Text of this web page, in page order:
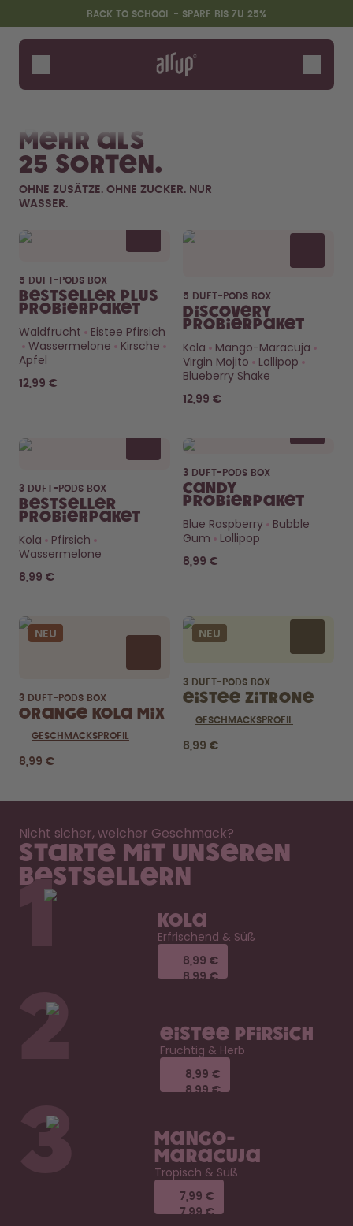
Zum Hauptinhalt springen
Erklärung zur BarrierefreiheitBACK TO SCHOOL - SPARE BIS ZU 25%
Flaschen
Duft-Pods
Starter Sets
Back2School
Gewinnspiel
Back to School - Spare bis zu
Design Edition:
createdbygabe × air up®
Hilfe & FAQ
Store Finder
Flaschen vergleichen
Mehr als
25 Sorten.
OHNE ZUSÄTZE. OHNE ZUCKER. NUR
WASSER.
Flavor details
Nicht sicher, welcher Geschmack?
Starte mit unseren
Bestsellern
1 Kola
Erfrischend & Süß
8,99 €
8,99 €
8,99 €
2 Eistee Pfirsich
Fruchtig & Herb
8,99 €
8,99 €
8,99 €
3
Mango-
Maracuja
Tropisch & Süß
7,99 €
7,99 €
7,99 €
5 DUFT-PODS BOX
Bestseller Plus
Probierpaket
Waldfrucht
Eistee Pfirsich
Wassermelone
Kirsche
Apfel
12,99 €
5 DUFT-PODS BOX
Discovery
Probierpaket
Kola
Mango-Maracuja
Virgin Mojito
Lollipop
Blueberry Shake
12,99 €
3 DUFT-PODS BOX
Bestseller
Probierpaket
Kola
Pfirsich
Wassermelone
8,99 €
3 DUFT-PODS BOX
Candy
Probierpaket
Blue Raspberry
Bubble
Gum
Lollipop
8,99 €
NEU
3 DUFT-PODS BOX
Orange Kola Mix
GESCHMACKSPROFIL
8,99 €
NEU
3 DUFT-PODS BOX
Eistee Zitrone
GESCHMACKSPROFIL
8,99 €